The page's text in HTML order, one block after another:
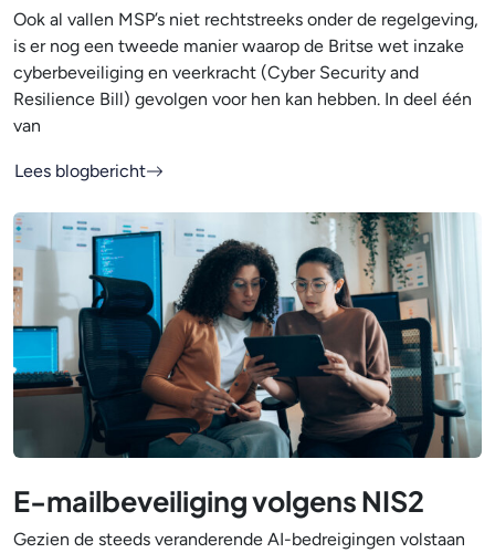
Ook al vallen MSP’s niet rechtstreeks onder de regelgeving,
is er nog een tweede manier waarop de Britse wet inzake
cyberbeveiliging en veerkracht (Cyber Security and
Resilience Bill) gevolgen voor hen kan hebben. In deel één
van
Lees blogbericht
E-mailbeveiliging volgens NIS2
Gezien de steeds veranderende AI-bedreigingen volstaan